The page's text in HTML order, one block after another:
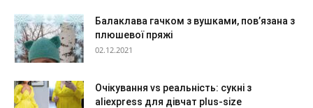
Балаклава гачком з вушками, пов’язана з
плюшевої пряжі
02.12.2021
Очікування vs реальність: сукні з
aliexpress для дівчат plus-size